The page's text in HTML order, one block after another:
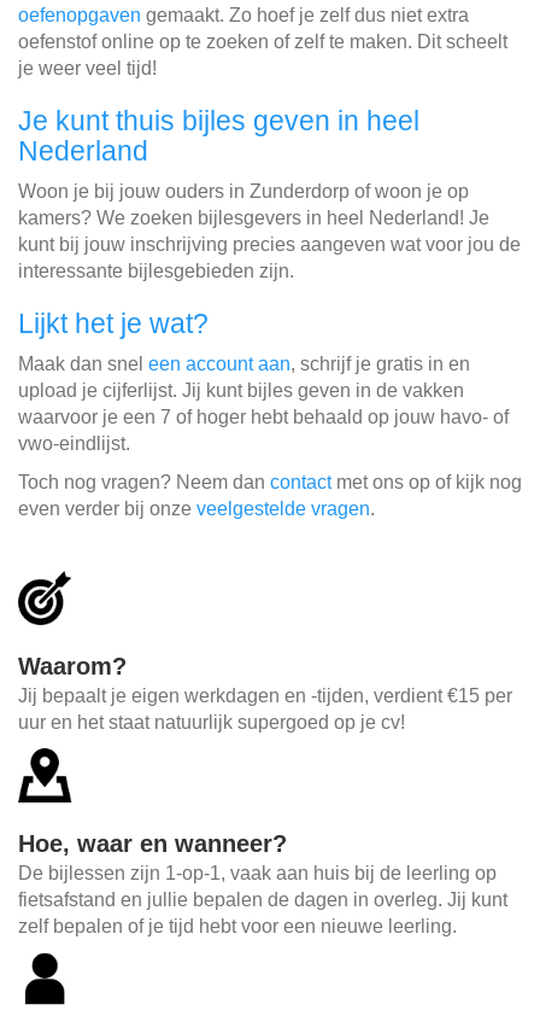
oefenopgaven gemaakt. Zo hoef je zelf dus niet extra
oefenstof online op te zoeken of zelf te maken. Dit scheelt
je weer veel tijd!
Je kunt thuis bijles geven in heel
Nederland
Woon je bij jouw ouders in Zunderdorp of woon je op
kamers? We zoeken bijlesgevers in heel Nederland! Je
kunt bij jouw inschrijving precies aangeven wat voor jou de
interessante bijlesgebieden zijn.
Lijkt het je wat?
Maak dan snel een account aan, schrijf je gratis in en
upload je cijferlijst. Jij kunt bijles geven in de vakken
waarvoor je een 7 of hoger hebt behaald op jouw havo- of
vwo-eindlijst.
Toch nog vragen? Neem dan contactmet ons op of kijk nog
even verder bij onze veelgestelde vragen.
Waarom?
Jij bepaalt je eigen werkdagen en -tijden, verdient €15 per
uur en het staat natuurlijk supergoed op je cv!
Hoe, waar en wanneer?
De bijlessen zijn 1-op-1, vaak aan huis bij de leerling op
fietsafstand en jullie bepalen de dagen in overleg. Jij kunt
zelf bepalen of je tijd hebt voor een nieuwe leerling.